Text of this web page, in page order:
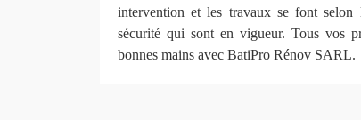
intervention et les travaux se font selon
sécurité qui sont en vigueur. Tous vos
bonnes mains avec BatiPro Rénov SARL.